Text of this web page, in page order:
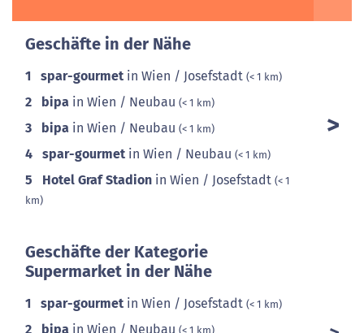
Geschäfte in der Nähe
1 spar-gourmet in Wien / Josefstadt (< 1 km)
2 bipa in Wien / Neubau (< 1 km)
3 bipa in Wien / Neubau (< 1 km)
4 spar-gourmet in Wien / Neubau (< 1 km)
5 Hotel Graf Stadion in Wien / Josefstadt (< 1
km)
Geschäfte der Kategorie
Supermarket in der Nähe
1 spar-gourmet in Wien / Josefstadt (< 1 km)
2 bipa in Wien / Neubau (< 1 km)